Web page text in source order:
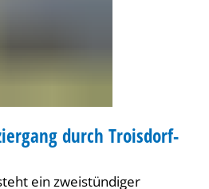
durch Troisdorf-
ein zweistündiger